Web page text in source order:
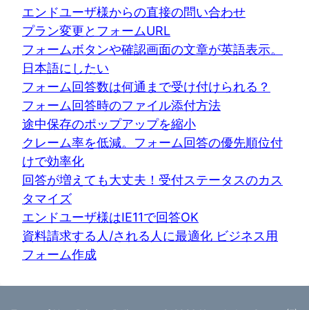
エンドユーザ様からの直接の問い合わせ
プラン変更とフォームURL
フォームボタンや確認画面の文章が英語表示。
日本語にしたい
フォーム回答数は何通まで受け付けられる？
フォーム回答時のファイル添付方法
途中保存のポップアップを縮小
クレーム率を低減。フォーム回答の優先順位付
けで効率化
回答が増えても大丈夫！受付ステータスのカス
タマイズ
エンドユーザ様はIE11で回答OK
資料請求する人/される人に最適化 ビジネス用
フォーム作成